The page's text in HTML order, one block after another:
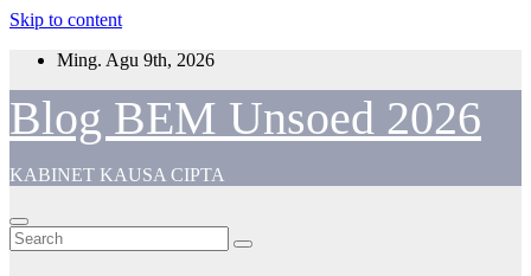
Skip to content
Ming. Agu 9th, 2026
Blog BEM Unsoed 2026
KABINET KAUSA CIPTA